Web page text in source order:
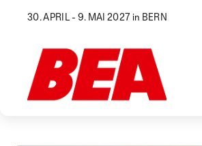
30. APRIL - 9. MAI 2027 in BERN